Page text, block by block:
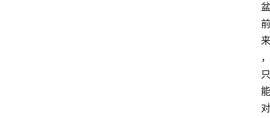
盆
前
来
，
只
能
对